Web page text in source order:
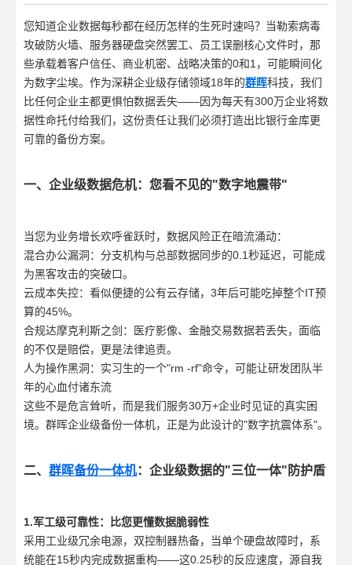
您知道企业数据每秒都在经历怎样的生死时速吗？当勒索病毒
攻破防火墙、服务器硬盘突然罢工、员工误删核心文件时，那
些承载着客户信任、商业机密、战略决策的0和1，可能瞬间化
为数字尘埃。作为深耕企业级存储领域18年的群晖科技，我们
比任何企业主都更惧怕数据丢失——因为每天有300万企业将数
据性命托付给我们，这份责任让我们必须打造出比银行金库更
可靠的备份方案。
一、企业级数据危机：您看不见的"数字地震带"
当您为业务增长欢呼雀跃时，数据风险正在暗流涌动：
混合办公漏洞：分支机构与总部数据同步的0.1秒延迟，可能成
为黑客攻击的突破口。
云成本失控：看似便捷的公有云存储，3年后可能吃掉整个IT预
算的45%。
合规达摩克利斯之剑：医疗影像、金融交易数据若丢失，面临
的不仅是赔偿，更是法律追责。
人为操作黑洞：实习生的一个"rm -rf"命令，可能让研发团队半
年的心血付诸东流
这些不是危言耸听，而是我们服务30万+企业时见证的真实困
境。群晖企业级备份一体机，正是为此设计的"数字抗震体系"。
二、 群晖备份一体机：企业级数据的"三位一体"防护盾
1.军工级可靠性：比您更懂数据脆弱性
采用工业级冗余电源，双控制器热备，当单个硬盘故障时，系
统能在15秒内完成数据重构——这0.25秒的反应速度，源自我